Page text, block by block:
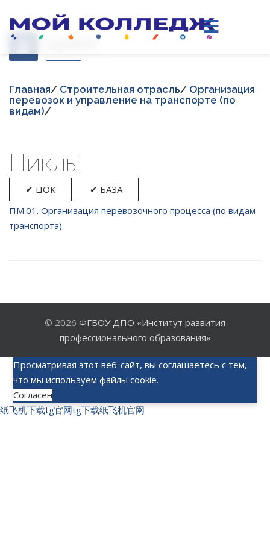
Цикл
Главная/ Строительная отрасль/ Организация
перевозок и управление на транспорте (по
видам)/
Циклы
✔ ЦОК
✔ БАЗА
ПМ.01. Организация перевозочного процесса (по видам
транспорта)
© 2026 ФГБОУ ДПО «Институт развития
профессионального образования»
Просматривая этот веб-сайт, вы соглашаетесь с тем,
что мы используем файлы cookie.
Согласен
纸飞机下载tg官网tg下载纸飞机官网